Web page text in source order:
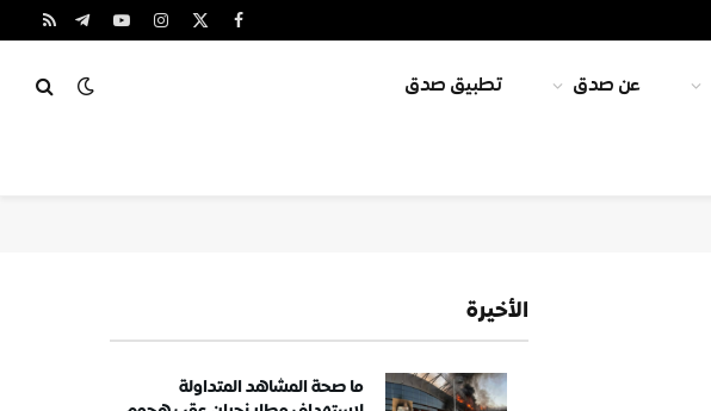
فيسبوك
X
الانستغراميوتيوبتيلقرامRSS
عن صدق تطبيق صدق
الأخيرة
ما صحة المشاهد المتداولة